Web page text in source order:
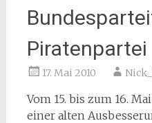
Piratenpartei
17. Mai 2010
Vom 15. bis zum 16.
einer alten